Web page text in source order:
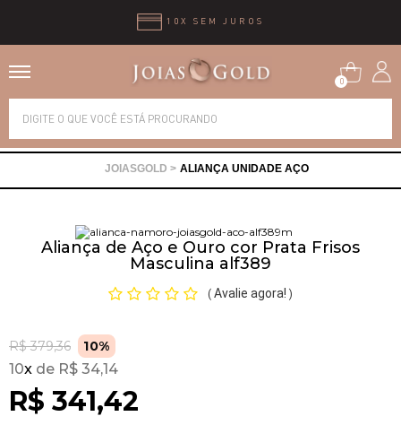
10X SEM JUROS
0
ALIANÇA UNIDADE AÇO
Aliança de Aço e Ouro cor Prata Frisos
Masculina alf389
( Avalie agora! )
R$ 379,36 10%
R$ 341,42
10x R$ 34,14
Alianças
Brincos
Correntes
Gargantilhas
Pingentes